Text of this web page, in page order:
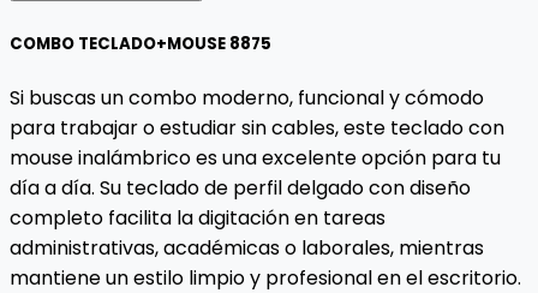
COMBO TECLADO+MOUSE 8875
Si buscas un combo moderno, funcional y cómodo
para trabajar o estudiar sin cables, este teclado con
mouse inalámbrico es una excelente opción para tu
día a día. Su teclado de perfil delgado con diseño
completo facilita la digitación en tareas
administrativas, académicas o laborales, mientras
mantiene un estilo limpio y profesional en el escritorio.